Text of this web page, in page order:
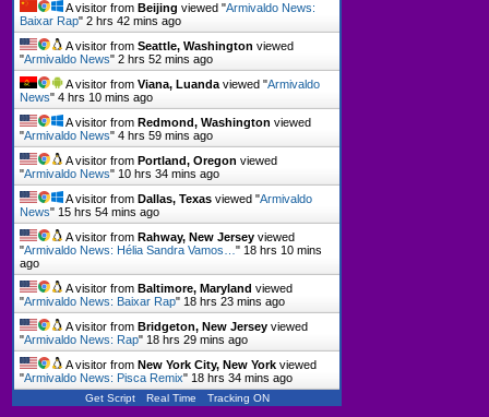
A visitor fromBeijing viewed "Armivaldo News:
Baixar Rap"2 hrs 42 mins ago
A visitor fromSeattle, Washington viewed
"Armivaldo News"2 hrs 52 mins ago
A visitor fromViana, Luanda viewed "Armivaldo
News"4 hrs 10 mins ago
A visitor fromRedmond, Washington viewed
"Armivaldo News"4 hrs 59 mins ago
A visitor fromPortland, Oregon viewed
"Armivaldo News" 10 hrs 34 mins ago
A visitor fromDallas, Texas viewed "Armivaldo
News" 15 hrs 54 mins ago
A visitor fromRahway, New Jersey viewed
"Armivaldo News: Hélia Sandra Vamos…" 18 hrs 10 mins
ago
A visitor fromBaltimore, Maryland viewed
"Armivaldo News: Baixar Rap" 18 hrs 23 mins ago
A visitor fromBridgeton, New Jersey viewed
"Armivaldo News: Rap" 18 hrs 29 mins ago
A visitor fromNew York City, New York viewed
"Armivaldo News: Pisca Remix" 18 hrs 34 mins ago
Get Script Real Time Tracking ON